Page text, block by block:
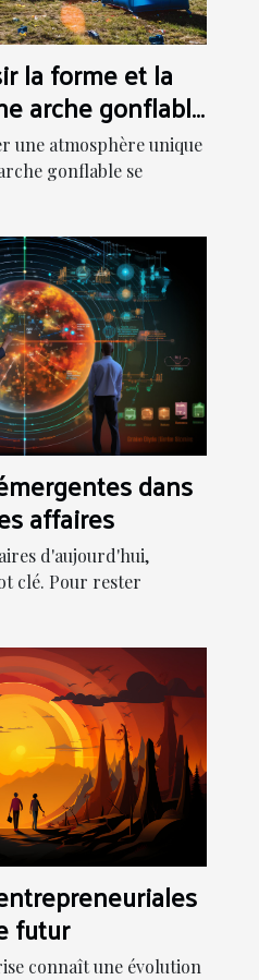
la forme et la
arche gonflable
une atmosphère unique
gonflable se
dans
affaires
d'aujourd'hui,
clé. Pour rester
futur
connaît une évolution